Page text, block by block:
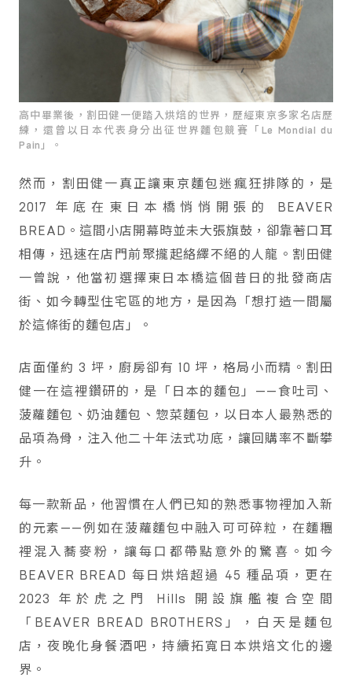
高中畢業後，割田健一便踏入烘焙的世界，歷經東京多家名店歷
練，還曾以日本代表身分出征世界麵包競賽「Le Mondial du
Pain」。
然而，割田健一真正讓東京麵包迷瘋狂排隊的，是
2017 年底在東日本橋悄悄開張的 BEAVER
BREAD。這間小店開幕時並未大張旗鼓，卻靠著口耳
相傳，迅速在店門前聚攏起絡繹不絕的人龍。割田健
一曾說，他當初選擇東日本橋這個昔日的批發商店
街、如今轉型住宅區的地方，是因為「想打造一間屬
於這條街的麵包店」。
店面僅約 3 坪，廚房卻有 10 坪，格局小而精。割田
健一在這裡鑽研的，是「日本的麵包」——食吐司、
菠蘿麵包、奶油麵包、惣菜麵包，以日本人最熟悉的
品項為骨，注入他二十年法式功底，讓回購率不斷攀
升。
每一款新品，他習慣在人們已知的熟悉事物裡加入新
的元素——例如在菠蘿麵包中融入可可碎粒，在麵糰
裡混入蕎麥粉，讓每口都帶點意外的驚喜。如今
BEAVER BREAD 每日烘焙超過 45 種品項，更在
2023 年於虎之門 Hills 開設旗艦複合空間
「BEAVER BREAD BROTHERS」，白天是麵包
店，夜晚化身餐酒吧，持續拓寬日本烘焙文化的邊
界。